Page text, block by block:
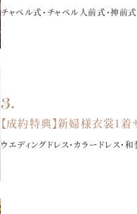
チャペル式・チャペル人前式・神
【成約特典】新婦様衣裳1着
ウエディングドレス・カラードレス